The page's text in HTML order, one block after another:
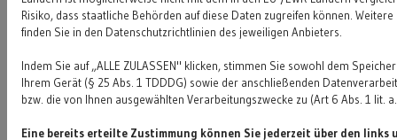
Internetangebots zu betrachten, von dem aus auf diese
Formulierungen dieses Textes der geltenden Rechtslage
nicht, nicht mehr oder nicht vollständig entsprechen
sollten, bleiben die übrigen Teile des Dokumentes in
Risiko, dass staatliche Behörden auf diese Daten zugreifen können.
finden Sie in den Datenschutzrichtlinien des jeweiligen Anbieters.
Indem Sie auf „ALLE ZULASSEN" klicken, stimmen Sie sowohl dem
Ihrem Gerät (§ 25 Abs. 1 TDDDG) sowie der anschließenden
bzw. die von Ihnen ausgewählten Verarbeitungszwecke zu (Art 6 Abs. 1 lit.
Eine bereits erteilte Zustimmung können Sie jederzeit über den links